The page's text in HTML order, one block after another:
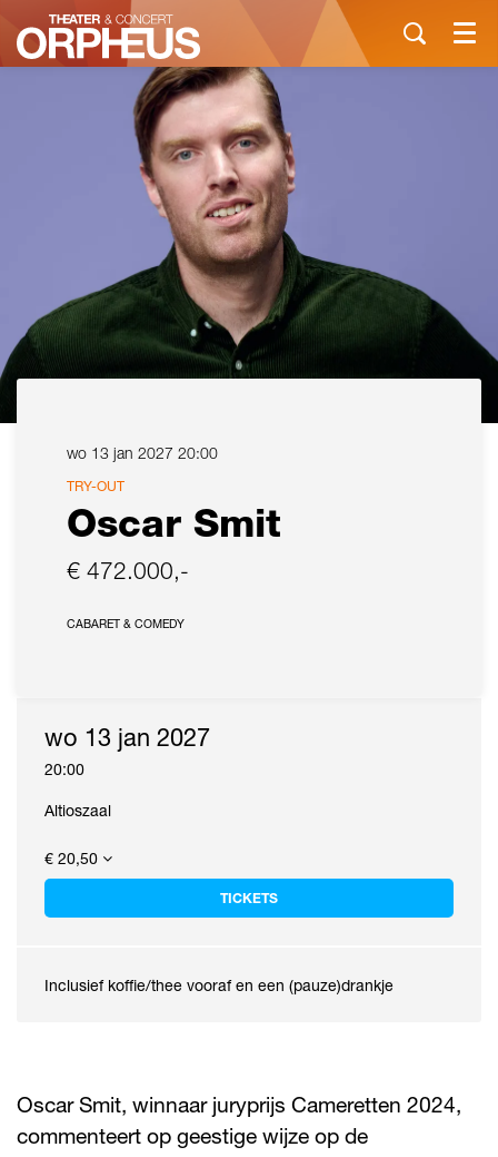
Menu
Oscar Smit
€ 472.000,-
TRY-OUT
wo 13 jan 2027 20:00
CABARET & COMEDY
wo 13 jan 2027
20:00
Altioszaal
€ 20,50
TICKETS
Inclusief koffie/thee vooraf en een (pauze)drankje
Oscar Smit, winnaar juryprijs Cameretten 2024,
commenteert op geestige wijze op de